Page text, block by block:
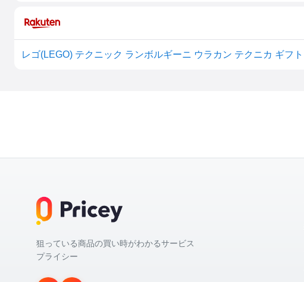
狙っている商品の買い時がわかるサービス
プライシー